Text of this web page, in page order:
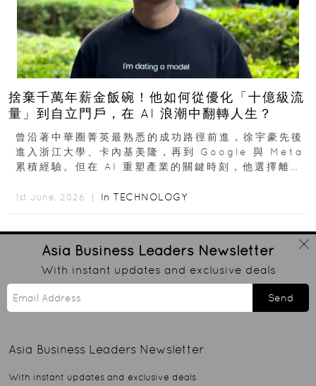
捨棄千萬年薪金飯碗！他如何從優化「十億級流
量」到自立門戶，在 AI 浪潮中翻轉人生？
曾沿著中華圈菁英最熟悉的成功路徑前進，徐宇豪先後
進入浙江大學、卡內基美隆，再到 Google 與 Meta
累積經驗。但在 AI 重塑產業的關鍵時刻，他選擇離開
1st June, 2026 ｜ In TECHNOLOGY
Asia Business Leaders Newsletter
With instant updates and exclusive deals
Send
Asia Business Leaders Newsletter
With instant updates and exclusive deals